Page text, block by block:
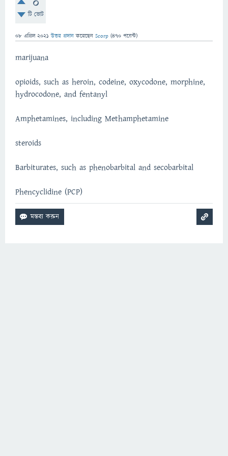
টি ভোট
08 এপ্রিল 2021 উত্তর প্রদান করেছেন Scorp (470 পয়েন্ট)
marijuana
opioids, such as heroin, codeine, oxycodone, morphine,
hydrocodone, and fentanyl
Amphetamines, including Methamphetamine
steroids
Barbiturates, such as phenobarbital and secobarbital
Phencyclidine (PCP)